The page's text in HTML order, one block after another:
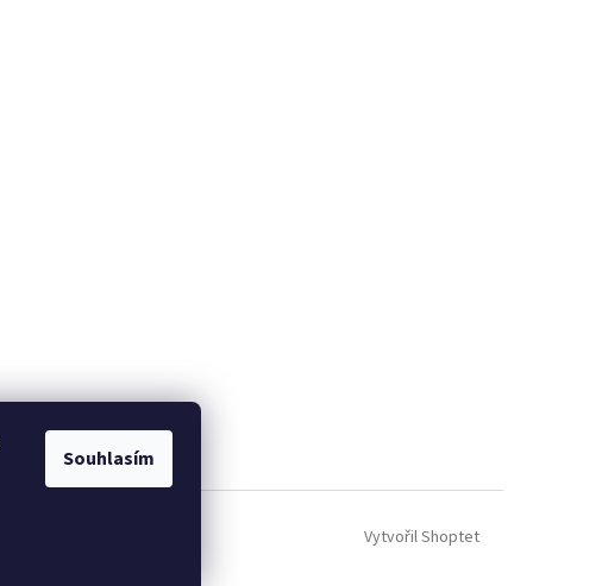
Souhlasím
Vytvořil Shoptet